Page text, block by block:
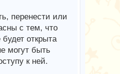
перенести или
с тем, что
открыта
могут быть
к ней.